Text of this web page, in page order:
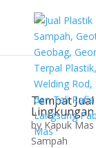
Tempat
by Kapuk Mas
Sampah